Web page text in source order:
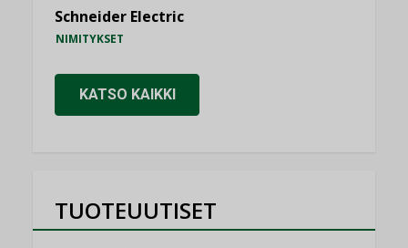
Schneider Electric
NIMITYKSET
KATSO KAIKKI
TUOTEUUTISET